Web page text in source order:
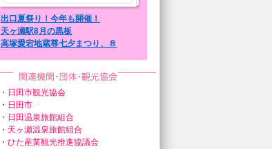
出口夏祭り！今年も開催！
天ヶ瀬駅8月の黒板
高塚愛宕地蔵尊七夕まつり、８
・ 日田市観光協会
・ 日田市
・ 日田温泉旅館組合
・ 天ヶ瀬温泉旅館組合
・ ひた産業観光推進協議会